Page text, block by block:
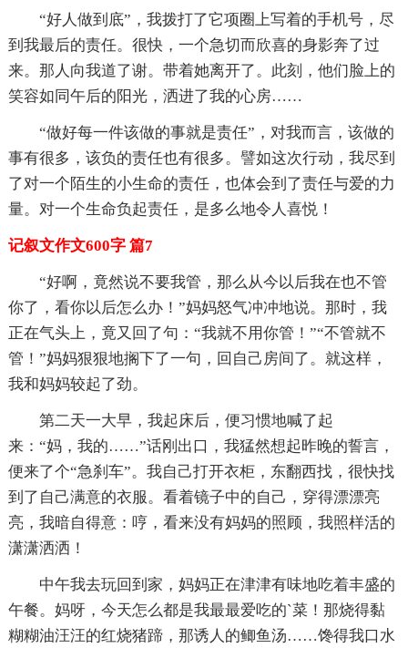
“好人做到底”，我拨打了它项圈上写着的手机号，尽
到我最后的责任。很快，一个急切而欣喜的身影奔了过
来。那人向我道了谢。带着她离开了。此刻，他们脸上的
笑容如同午后的阳光，洒进了我的心房……
“做好每一件该做的事就是责任”，对我而言，该做的
事有很多，该负的责任也有很多。譬如这次行动，我尽到
了对一个陌生的小生命的责任，也体会到了责任与爱的力
量。对一个生命负起责任，是多么地令人喜悦！
记叙文作文600字 篇7
“好啊，竟然说不要我管，那么从今以后我在也不管
你了，看你以后怎么办！”妈妈怒气冲冲地说。那时，我
正在气头上，竟又回了句：“我就不用你管！”“不管就不
管！”妈妈狠狠地搁下了一句，回自己房间了。就这样，
我和妈妈较起了劲。
第二天一大早，我起床后，便习惯地喊了起
来：“妈，我的……”话刚出口，我猛然想起昨晚的誓言，
便来了个“急刹车”。我自己打开衣柜，东翻西找，很快找
到了自己满意的衣服。看着镜子中的自己，穿得漂漂亮
亮，我暗自得意：哼，看来没有妈妈的照顾，我照样活的
潇潇洒洒！
中午我去玩回到家，妈妈正在津津有味地吃着丰盛的
午餐。妈呀，今天怎么都是我最最爱吃的`菜！那烧得黏
糊糊油汪汪的红烧猪蹄，那诱人的鲫鱼汤……馋得我口水